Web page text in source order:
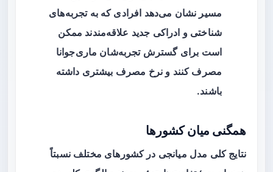
مسیر نشان می‌دهد افرادی که به تجربه‌های
شناختی و ادراکی جدید علاقه‌مندند ممکن
است برای گسترش تجربه‌شان ماری‌جوانا
مصرف کنند و نرخ مصرف بیشتری داشته
باشند.
همگنی میان کشورها
نتایج کلی مدل میانجی در کشورهای مختلف نسبتاً